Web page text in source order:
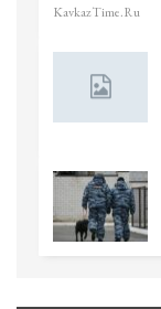
KavkazTime.ru